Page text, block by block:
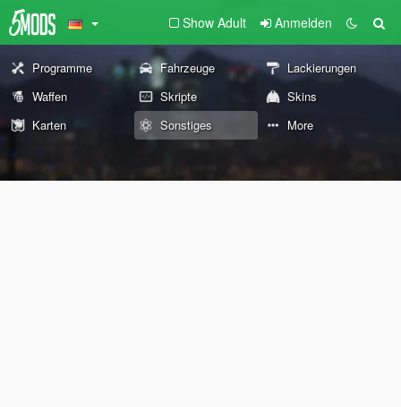
Show Adult Anmelden
Programme Fahrzeuge
Lackierungen
Waffen
Skripte
Skins
Karten
Sonstiges More